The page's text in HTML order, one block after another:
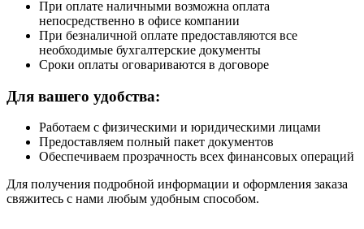
При оплате наличными возможна оплата
непосредственно в офисе компании
При безналичной оплате предоставляются все
необходимые бухгалтерские документы
Сроки оплаты оговариваются в договоре
Для вашего удобства:
Работаем с физическими и юридическими лицами
Предоставляем полный пакет документов
Обеспечиваем прозрачность всех финансовых операций
Для получения подробной информации и оформления заказа
свяжитесь с нами любым удобным способом.